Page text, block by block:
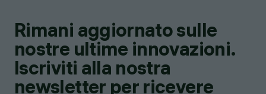
Rimani aggiornato sulle
nostre ultime innovazioni.
Iscriviti alla nostra
newsletter per ricevere